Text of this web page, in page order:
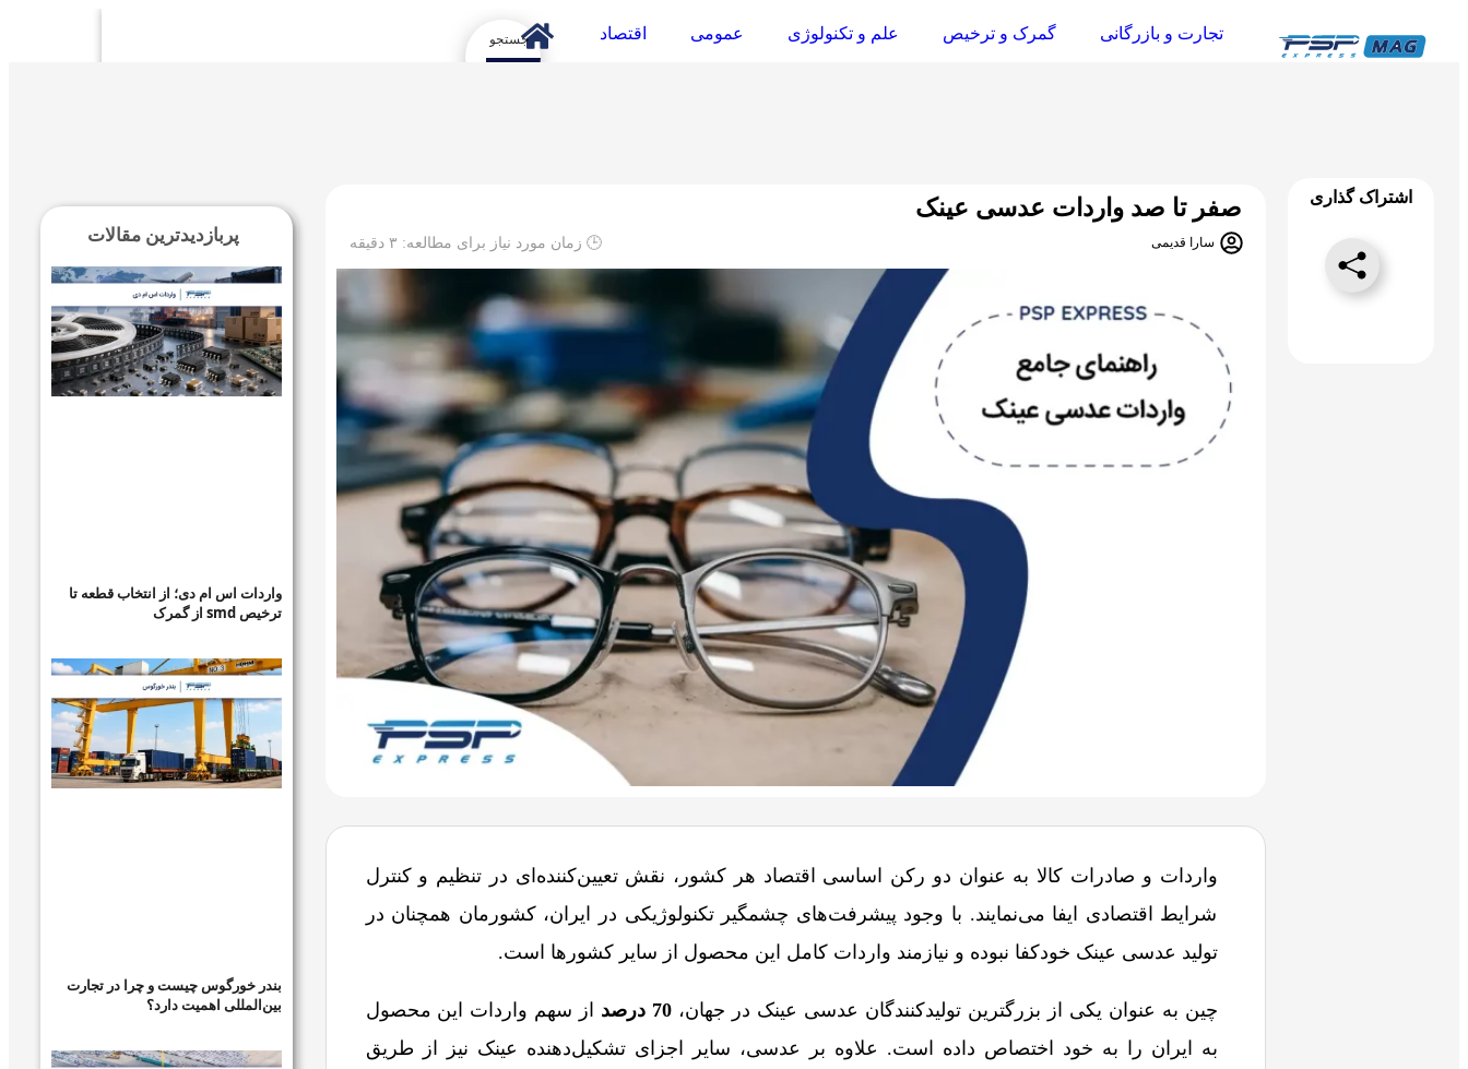
تجارت و بازرگانی گمرک و ترخیص علم و تکنولوژی عمومی اقتصاد
اشتراک گذاری صفر تا صد واردات عدسی عینک
سارا قدیمی 🕒 زمان مورد نیاز برای مطالعه: ۳ دقیقه
واردات و صادرات کالا به عنوان دو رکن اساسی اقتصاد هر کشور، نقش تعیین‌کننده‌ای در تنظیم و کنترل
شرایط اقتصادی ایفا می‌نمایند. با وجود پیشرفت‌های چشمگیر تکنولوژیکی در ایران، کشورمان همچنان در
تولید عدسی عینک خودکفا نبوده و نیازمند واردات کامل این محصول از سایر کشورها است.
چین به عنوان یکی از بزرگترین تولیدکنندگان عدسی عینک در جهان،
از سهم واردات این محصول
به ایران را به خود اختصاص داده است. علاوه بر عدسی، سایر اجزای تشکیل‌دهنده عینک نیز از طریق
پربازدیدترین مقالات
واردات اس ام دی؛ از انتخاب قطعه تا
ترخیص smd از گمرک
بندر خورگوس چیست و چرا در تجارت
بین‌المللی اهمیت دارد؟